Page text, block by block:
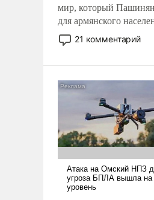
мир, который
для армянского
Мир, где политические
прожекты будут
налогоплательщиков и
Еревану за свои
нужно отвечать.
21 комментарий